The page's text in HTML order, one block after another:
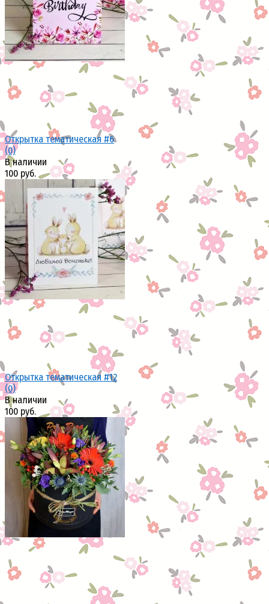
избранное сравнить
избранное сравнить
Открытка тематическая #6
(0)
В наличии
100 руб.
избранное сравнить
Открытка тематическая #12
(0)
В наличии
100 руб.